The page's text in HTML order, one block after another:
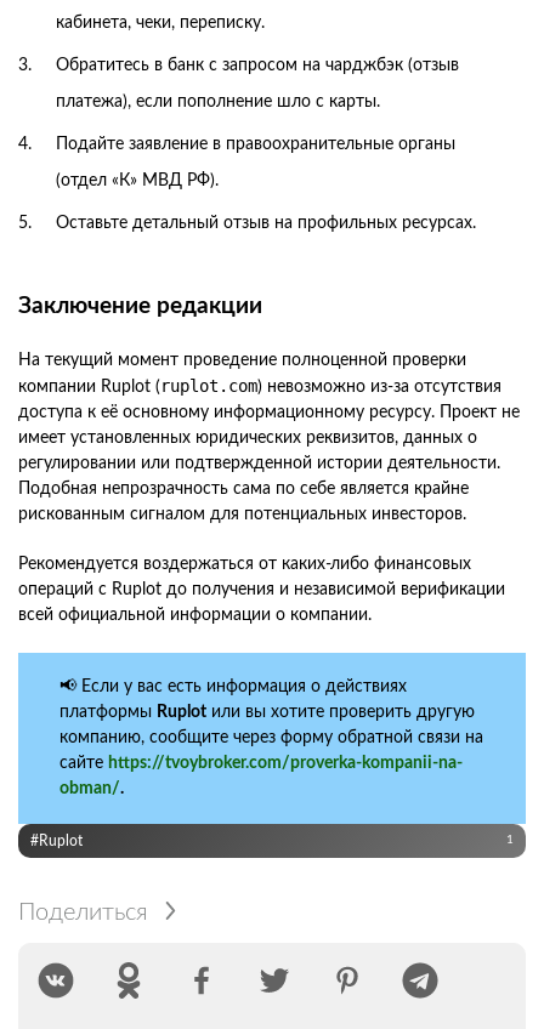
кабинета, чеки, переписку.
Обратитесь в банк с запросом на чарджбэк (отзыв
платежа), если пополнение шло с карты.
Подайте заявление в правоохранительные органы
(отдел «К» МВД РФ).
Оставьте детальный отзыв на профильных ресурсах.
Заключение редакции
На текущий момент проведение полноценной проверки
компании Ruplot ( ruplot.com) невозможно из-за отсутствия
доступа к её основному информационному ресурсу. Проект не
имеет установленных юридических реквизитов, данных о
регулировании или подтвержденной истории деятельности.
Подобная непрозрачность сама по себе является крайне
рискованным сигналом для потенциальных инвесторов.
Рекомендуется воздержаться от каких-либо финансовых
операций с Ruplot до получения и независимой верификации
всей официальной информации о компании.
📢 Если у вас есть информация о действиях
платформы Ruplotили вы хотите проверить другую
компанию, сообщите через форму обратной связи на
сайте https://tvoybroker.com/proverka-kompanii-na-
obman/.
#Ruplot 1
Поделиться